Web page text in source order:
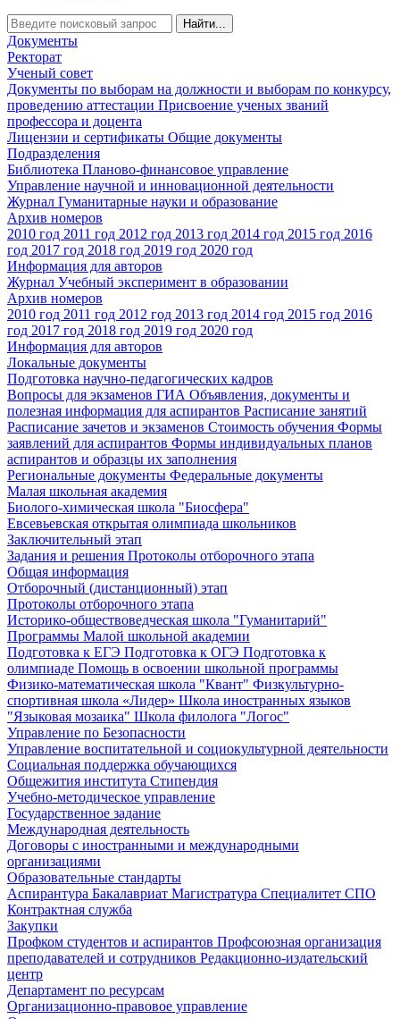
Найти...
Документы
Ректорат
Ученый совет
Документы по выборам на должности и выборам по конкурсу,
проведению аттестации Присвоение ученых званий
профессора и доцента
Лицензии и сертификаты Общие документы
Подразделения
Библиотека Планово-финансовое управление
Управление научной и инновационной деятельности
Журнал Гуманитарные науки и образование
Архив номеров
2010 год 2011 год 2012 год 2013 год 2014 год 2015 год 2016
год 2017 год 2018 год 2019 год 2020 год
Информация для авторов
Журнал Учебный эксперимент в образовании
Архив номеров
2010 год 2011 год 2012 год 2013 год 2014 год 2015 год 2016
год 2017 год 2018 год 2019 год 2020 год
Информация для авторов
Локальные документы
Подготовка научно-педагогических кадров
Вопросы для экзаменов ГИА Объявления, документы и
полезная информация для аспирантов Расписание занятий
Расписание зачетов и экзаменов Стоимость обучения Формы
заявлений для аспирантов Формы индивидуальных планов
аспирантов и образцы их заполнения
Региональные документы Федеральные документы
Малая школьная академия
Биолого-химическая школа "Биосфера"
Евсевьевская открытая олимпиада школьников
Заключительный этап
Задания и решения Протоколы отборочного этапа
Общая информация
Отборочный (дистанционный) этап
Протоколы отборочного этапа
Историко-обществоведческая школа "Гуманитарий"
Программы Малой школьной академии
Подготовка к ЕГЭ Подготовка к ОГЭ Подготовка к
олимпиаде Помощь в освоении школьной программы
Физико-математическая школа "Квант" Физкультурно-
спортивная школа «Лидер» Школа иностранных языков
"Языковая мозаика" Школа филолога "Логос"
Управление по Безопасности
Управление воспитательной и социокультурной деятельности
Социальная поддержка обучающихся
Общежития института Стипендия
Учебно-методическое управление
Государственное задание
Международная деятельность
Договоры с иностранными и международными
организациями
Образовательные стандарты
Аспирантура Бакалавриат Магистратура Специалитет СПО
Контрактная служба
Закупки
Профком студентов и аспирантов Профсоюзная организация
преподавателей и сотрудников Редакционно-издательский
центр
Департамент по ресурсам
Организационно-правовое управление